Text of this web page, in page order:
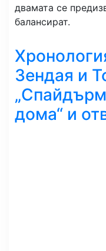
двамата се
балансират.
Зендая и
дома“ и